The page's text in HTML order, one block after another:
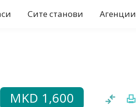
Сите станови Агенции
MKD 1,600